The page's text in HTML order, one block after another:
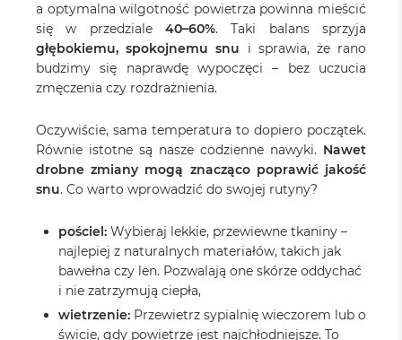
a optymalna wilgotność powietrza powinna mieścić
się w przedziale 40–60%. Taki balans sprzyja
głębokiemu, spokojnemu snu i sprawia, że rano
budzimy się naprawdę wypoczęci – bez uczucia
zmęczenia czy rozdrażnienia.
Oczywiście, sama temperatura to dopiero początek.
Równie istotne są nasze codzienne nawyki. Nawet
drobne zmiany mogą znacząco poprawić jakość
snu. Co warto wprowadzić do swojej rutyny?
pościel: Wybieraj lekkie, przewiewne tkaniny –
najlepiej z naturalnych materiałów, takich jak
bawełna czy len. Pozwalają one skórze oddychać
i nie zatrzymują ciepła,
wietrzenie: Przewietrz sypialnię wieczorem lub o
świcie, gdy powietrze jest najchłodniejsze. To